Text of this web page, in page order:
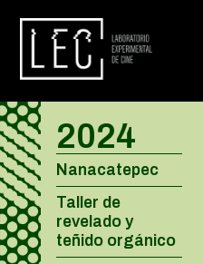
2024
Nanacatepec
Taller de
revelado y
teñido orgánico